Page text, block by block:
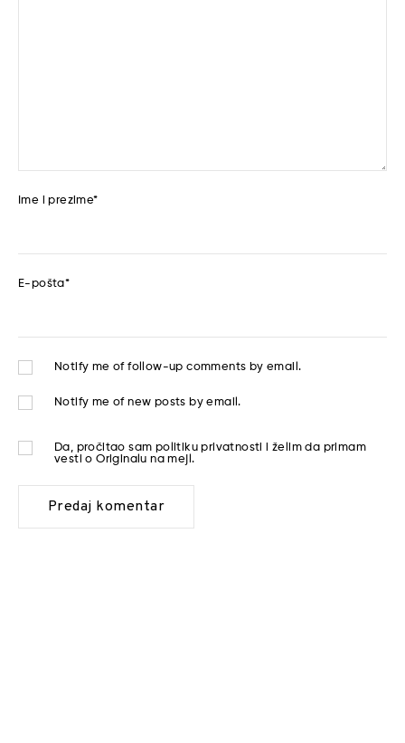
Ime i prezime*
E-pošta*
Notify me of follow-up comments by email.
Notify me of new posts by email.
Da, pročitao sam politiku privatnosti
i želim da primam
vesti o Originalu na mejl.